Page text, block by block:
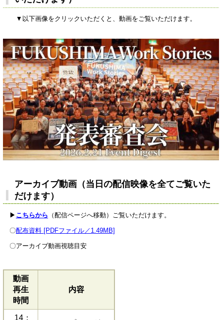
▼以下画像をクリックいただくと、動画をご覧いただけます。
アーカイブ動画（当日の配信映像を全てご覧いた
だけます）
▶ こちらから （配信ページへ移動）ご覧いただけます。
〇配布資料 [PDFファイル／1.49MB]
〇アーカイブ動画視聴目安
動画
再生
時間
内容
14：